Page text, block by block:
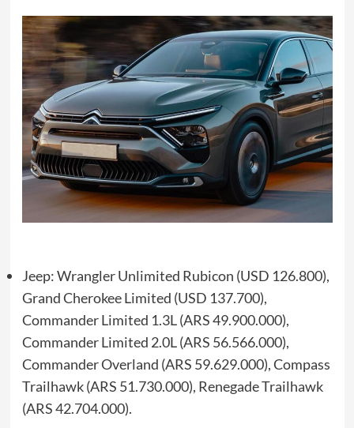
Jeep: Wrangler Unlimited Rubicon (USD 126.800),
Grand Cherokee Limited (USD 137.700),
Commander Limited 1.3L (ARS 49.900.000),
Commander Limited 2.0L (ARS 56.566.000),
Commander Overland (ARS 59.629.000), Compass
Trailhawk (ARS 51.730.000), Renegade Trailhawk
(ARS 42.704.000).